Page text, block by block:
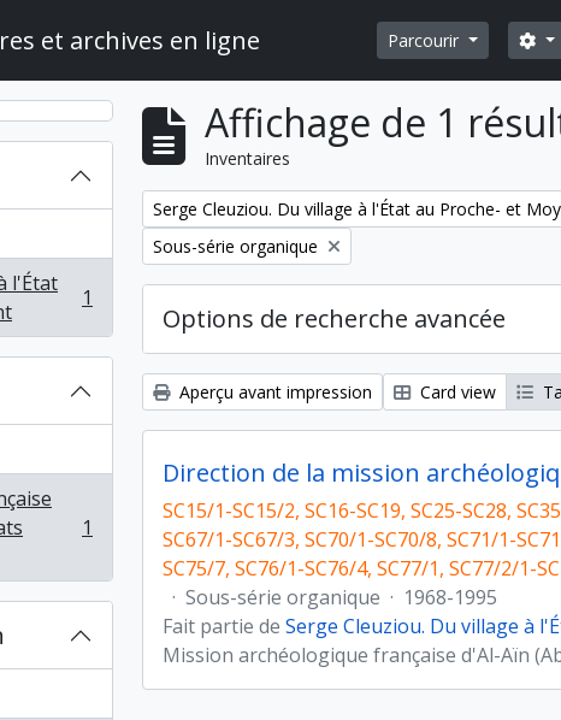
et archives en ligne Parcourir
l'État
1
1
Affichage de 1
Inventaires
Remove filter:
Serge Cleuziou. Du village à l'État au Proche- et
Remove filter:
Sous-série organique
Options de recherche avancée
Aperçu avant impression Card view
SC15/1-SC15/2, SC16-SC19, SC25-SC28,
SC67/1-SC67/3, SC70/1-SC70/8, SC71/1-
SC75/7, SC76/1-SC76/4, SC77/1, SC77/2/1-
· Sous-série organique · 1968-1995
Fait partie de Serge Cleuziou. Du village à
Mission archéologique française d'Al-Aïn